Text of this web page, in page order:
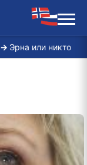
→ Эрна или никто